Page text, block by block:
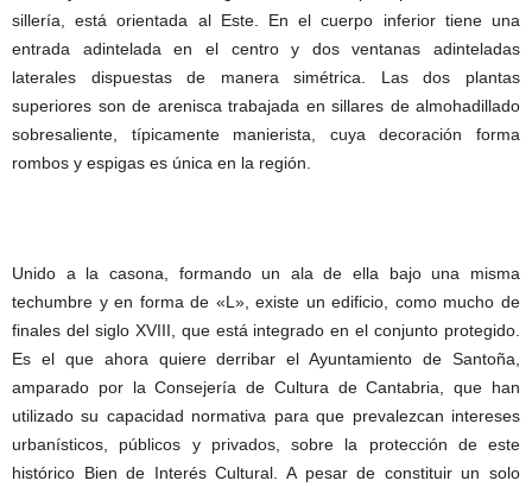
sillería, está orientada al Este. En el cuerpo inferior tiene una
entrada adintelada en el centro y dos ventanas adinteladas
laterales dispuestas de manera simétrica. Las dos plantas
superiores son de arenisca trabajada en sillares de almohadillado
sobresaliente, típicamente manierista, cuya decoración forma
rombos y espigas es única en la región.
Unido a la casona, formando un ala de ella bajo una misma
techumbre y en forma de «L», existe un edificio, como mucho de
finales del siglo XVIII, que está integrado en el conjunto protegido.
Es el que ahora quiere derribar el Ayuntamiento de Santoña,
amparado por la Consejería de Cultura de Cantabria, que han
utilizado su capacidad normativa para que prevalezcan intereses
urbanísticos, públicos y privados, sobre la protección de este
histórico Bien de Interés Cultural. A pesar de constituir un solo